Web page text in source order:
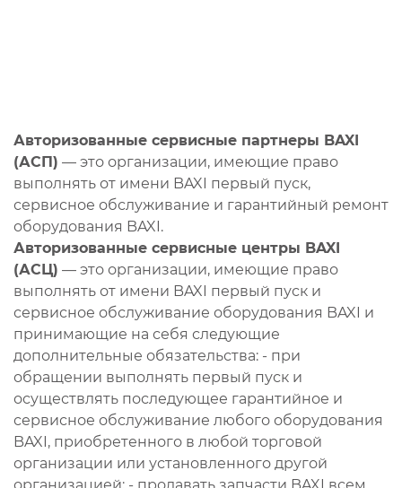
Авторизованные сервисные партнеры BAXI
(АСП) — это организации, имеющие право
выполнять от имени BAXI первый пуск,
сервисное обслуживание и гарантийный ремонт
оборудования BAXI.
Авторизованные сервисные центры BAXI
(АСЦ) — это организации, имеющие право
выполнять от имени BAXI первый пуск и
сервисное обслуживание оборудования BAXI и
принимающие на себя следующие
дополнительные обязательства: - при
обращении выполнять первый пуск и
осуществлять последующее гарантийное и
сервисное обслуживание любого оборудования
BAXI, приобретенного в любой торговой
организации или установленного другой